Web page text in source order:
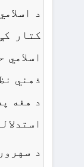
د
کتار
ذهني
د هغه
د